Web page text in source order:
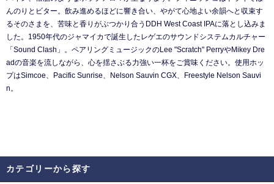
んのりとビター。飲み進めるほどに響き合い、やがて心地よい余韻へと収束す
るそのさまを、苦味と香りがぶつかり合うDDH West Coast IPAに落とし込みま
した。1950年代のジャマイカで誕生したレゲエのサウンドシステムカルチャー
「Sound Clash」。ペアリングミュージックのLee "Scratch" PerryやMikey Dre
adの音楽を流しながら、心を揺さぶる力強い一杯をご賞味ください。使用ホッ
プはSimcoe、Pacific Sunrise、Nelson Sauvin CGX、Freestyle Nelson Sauvi
n。
カテゴリーから探す